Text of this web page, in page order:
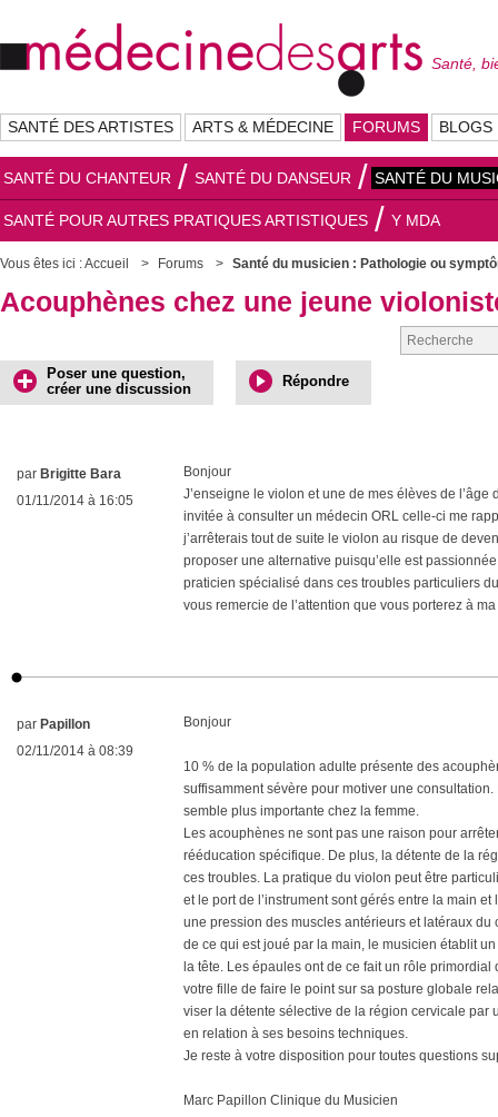
Santé,
SANTÉ DES ARTISTES ARTS & MÉDECINE FORUMS BLOGS
SANTÉ DU CHANTEUR SANTÉ DU DANSEUR SANTÉ DU
SANTÉ POUR AUTRES PRATIQUES ARTISTIQUES Y MDA
Vous êtes ici :Accueil Forums Santé du musicien : Pathologie ou
Acouphènes chez une jeune
Poser une question,
créer une discussion
Répondre
par Brigitte Bara
01/11/2014 à 16:05
Bonjour
J’enseigne le violon et une de mes élèves de l’âge
invitée à consulter un médecin ORL celle-ci me
j’arrêterais tout de suite le violon au risque de
proposer une alternative puisqu’elle est
praticien spécialisé dans ces troubles particuliers
vous remercie de l’attention que vous porterez à
par Papillon
02/11/2014 à 08:39
Bonjour
10 % de la population adulte présente des
suffisamment sévère pour motiver une
semble plus importante chez la femme.
Les acouphènes ne sont pas une raison pour
rééducation spécifique. De plus, la détente de la
ces troubles. La pratique du violon peut être
et le port de l’instrument sont gérés entre la main
une pression des muscles antérieurs et latéraux
de ce qui est joué par la main, le musicien établit
la tête. Les épaules ont de ce fait un rôle
votre fille de faire le point sur sa posture globale
viser la détente sélective de la région cervicale
en relation à ses besoins techniques.
Je reste à votre disposition pour toutes questions
Marc Papillon Clinique du Musicien